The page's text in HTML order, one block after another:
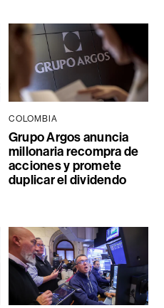
COLOMBIA
Grupo Argos anuncia
millonaria recompra de
acciones y promete
duplicar el dividendo